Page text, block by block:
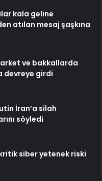
kala geline
atılan mesaj şaşkına
ve bakkallarda
devreye girdi
İran’a silah
söyledi
siber yetenek riski